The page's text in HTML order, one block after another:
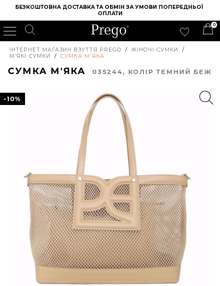
БЕЗКОШТОВНА ДОСТАВКА ТА ОБМІН ЗА УМОВИ ПОПЕРЕДНЬОЇ
ОПЛАТИ
0
ІНТЕРНЕТ МАГАЗИН ВЗУТТЯ PREGO / ЖІНОЧІ СУМКИ
/
М’ЯКІ СУМКИ
/ СУМКА М'ЯКА
СУМКА М'ЯКА 035244, КОЛIР ТЕМНИЙ БЕЖ
-10%